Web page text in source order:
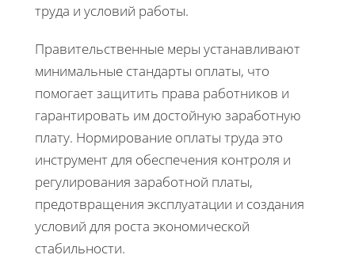
труда и условий работы.
Правительственные меры устанавливают
минимальные стандарты оплаты, что
помогает защитить права работников и
гарантировать им достойную заработную
плату. Нормирование оплаты труда это
инструмент для обеспечения контроля и
регулирования заработной платы,
предотвращения эксплуатации и создания
условий для роста экономической
стабильности.